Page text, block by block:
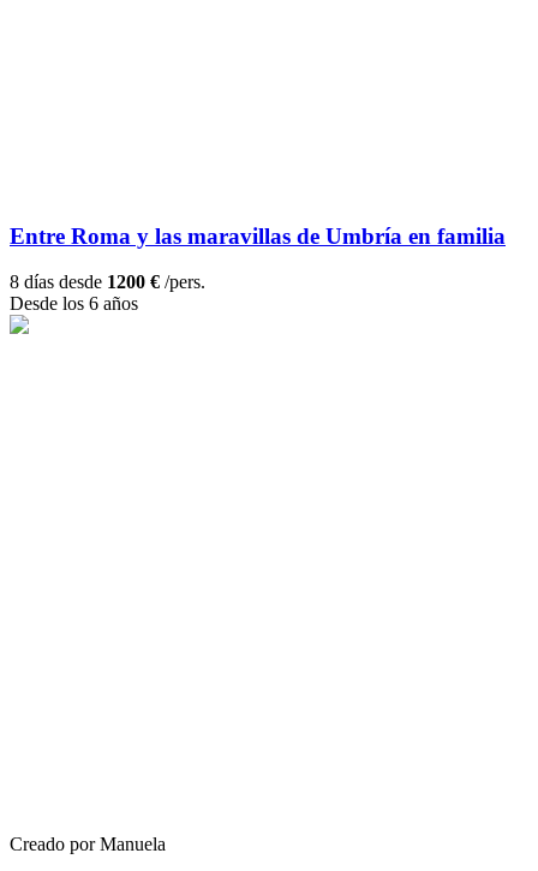
Entre Roma y las maravillas de Umbría en familia
8 días desde 1200 € /pers.
Desde los 6 años
Creado por Manuela